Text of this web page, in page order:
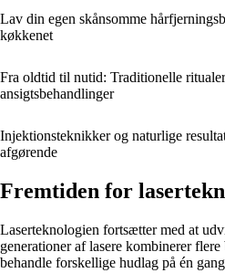
Lav din egen skånsomme
køkkenet
Fra oldtid til nutid: Traditionelle
ansigtsbehandlinger
Injektionsteknikker og naturlige
afgørende
Fremtiden for
Laserteknologien fortsætter med at
generationer af lasere kombinerer
behandle forskellige hudlag på én